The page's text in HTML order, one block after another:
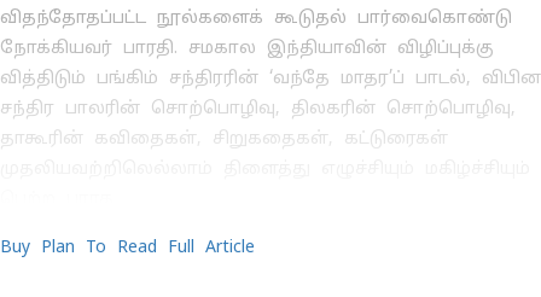
விதந்தோதப்பட்ட நூல்களைக் கூடுதல் பார்வைகொண்டு
நோக்கியவர் பாரதி. சமகால இந்தியாவின் விழிப்புக்கு
வித்திடும் பங்கிம் சந்திரரின் ‘வந்தே மாதர’ப் பாடல், விபின
சந்திர பாலரின் சொற்பொழிவு, திலகரின் சொற்பொழிவு,
தாகூரின் கவிதைகள், சிறுகதைகள், கட்டுரைகள்
Buy Plan To Read Full Article